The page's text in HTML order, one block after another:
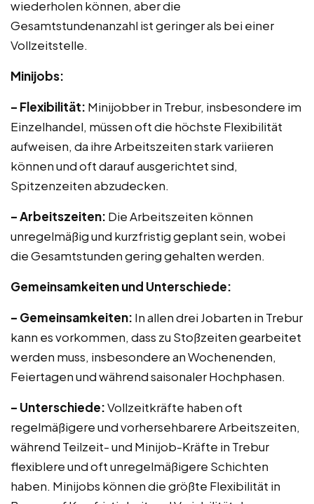
wiederholen können, aber die
Gesamtstundenanzahl ist geringer als bei einer
Vollzeitstelle.
Minijobs:
– Flexibilität: Minijobber in Trebur, insbesondere im
Einzelhandel, müssen oft die höchste Flexibilität
aufweisen, da ihre Arbeitszeiten stark variieren
können und oft darauf ausgerichtet sind,
Spitzenzeiten abzudecken.
– Arbeitszeiten: Die Arbeitszeiten können
unregelmäßig und kurzfristig geplant sein, wobei
die Gesamtstunden gering gehalten werden.
Gemeinsamkeiten und Unterschiede:
– Gemeinsamkeiten: In allen drei Jobarten in Trebur
kann es vorkommen, dass zu Stoßzeiten gearbeitet
werden muss, insbesondere an Wochenenden,
Feiertagen und während saisonaler Hochphasen.
– Unterschiede:Vollzeitkräfte haben oft
regelmäßigere und vorhersehbarere Arbeitszeiten,
während Teilzeit- und Minijob-Kräfte in Trebur
flexiblere und oft unregelmäßigere Schichten
haben. Minijobs können die größte Flexibilität in